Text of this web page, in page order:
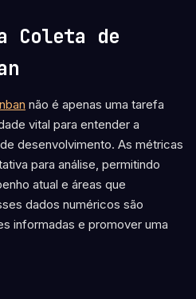
Coleta de
não é apenas uma tarefa
vital para entender a
desenvolvimento. As métricas
para análise, permitindo
atual e áreas que
dados numéricos são
informadas e promover uma